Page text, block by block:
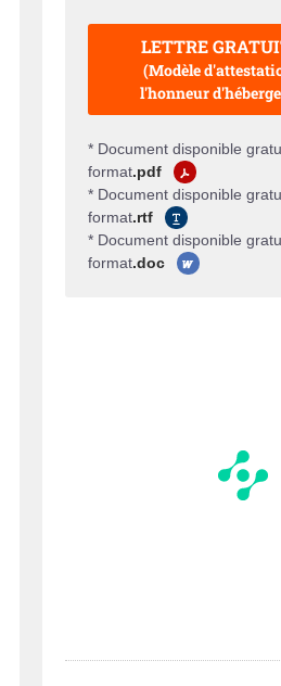
LETTRE
(Modèle
l'honneur
* Document disponible
format.pdf
* Document disponible
format.rtf
* Document disponible
format.doc